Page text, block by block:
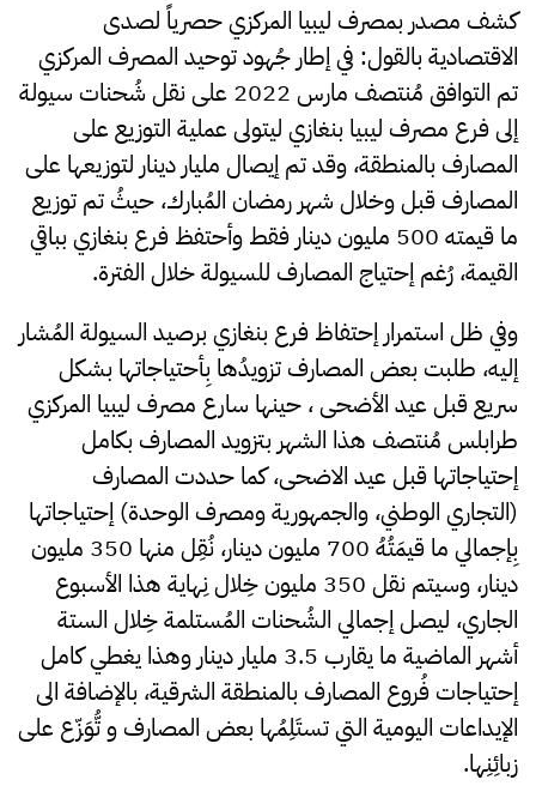
كشف مصدر بمصرف ليبيا المركزي حصرياً لصدى
الاقتصادية بالقول: في إطار جُهود توحيد المصرف المركزي
تم التوافق مُنتصف مارس 2022 على نقل شُحنات سيولة
إلى فرع مصرف ليبيا بنغازي ليتولى عملية التوزيع على
المصارف بالمنطقة، وقد تم إيصال مليار دينار لتوزيعها على
المصارف قبل وخلال شهر رمضان المُبارك، حيثُ تم توزيع
ما قيمته 500 مليون دينار فقط وأحتفظ فرع بنغازي بباقي
القيمة، رُغم إحتياج المصارف للسيولة خلال الفترة.
وفي ظل استمرار إحتفاظ فرع بنغازي برصيد السيولة المُشار
إليه، طلبت بعض المصارف تزويدُها بِأحتياجاتها بشكل
سريع قبل عيد الأضحى ، حينها سارع مصرف ليبيا المركزي
طرابلس مُنتصف هذا الشهر بتزويد المصارف بكامل
إحتياجاتها قبل عيد الاضحى، كما حددت المصارف
(التجاري الوطني، والجمهورية ومصرف الوحدة) إحتياجاتها
بِإجمالي ما قيمَتُهُ 700 مليون دينار، نُقِل منها 350 مليون
دينار، وسيتم نقل 350 مليون خِلال نِهاية هذا الأسبوع
الجاري، ليصل إجمالي الشُحنات المُستلمة خِلال الستة
أشهر الماضية ما يقارب 3.5 مليار دينار وهذا يغطي كامل
إحتياجات فُروع المصارف بالمنطقة الشرقية، بالإضافة الى
الإيداعات اليومية التي تستَلِمُها بعض المصارف و تُّوَزّع على
زبائِنِها.